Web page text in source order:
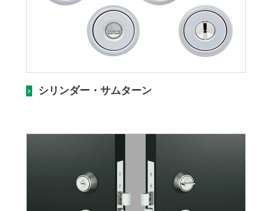
シリンダー・サムターン